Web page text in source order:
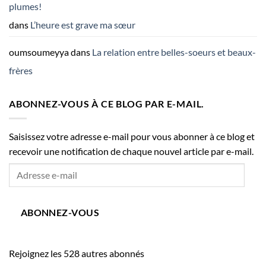
plumes!
dans L’heure est grave ma sœur
oumsoumeyyadans La relation entre belles-soeurs et beaux-
frères
ABONNEZ-VOUS À CE BLOG PAR E-MAIL.
Saisissez votre adresse e-mail pour vous abonner à ce blog et
recevoir une notification de chaque nouvel article par e-mail.
ABONNEZ-VOUS
Rejoignez les 528 autres abonnés